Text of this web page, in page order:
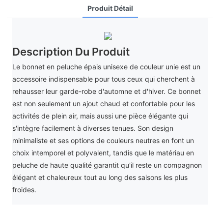
Produit Détail
Description Du Produit
Le bonnet en peluche épais unisexe de couleur unie est un
accessoire indispensable pour tous ceux qui cherchent à
rehausser leur garde-robe d'automne et d'hiver. Ce bonnet
est non seulement un ajout chaud et confortable pour les
activités de plein air, mais aussi une pièce élégante qui
s'intègre facilement à diverses tenues. Son design
minimaliste et ses options de couleurs neutres en font un
choix intemporel et polyvalent, tandis que le matériau en
peluche de haute qualité garantit qu'il reste un compagnon
élégant et chaleureux tout au long des saisons les plus
froides.